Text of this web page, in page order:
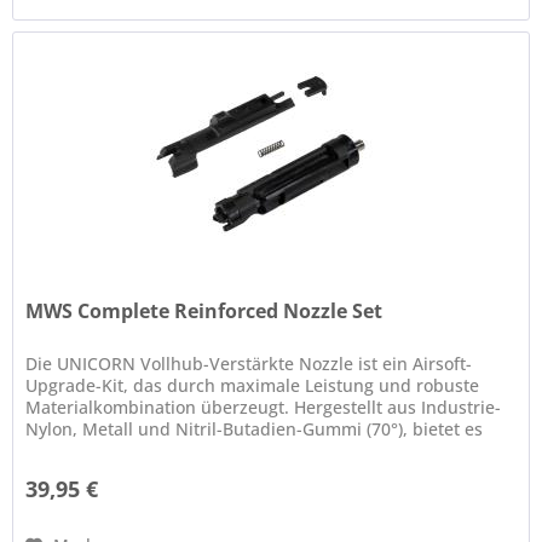
MWS Complete Reinforced Nozzle Set
Die UNICORN Vollhub-Verstärkte Nozzle ist ein Airsoft-
Upgrade-Kit, das durch maximale Leistung und robuste
Materialkombination überzeugt. Hergestellt aus Industrie-
Nylon, Metall und Nitril-Butadien-Gummi (70°), bietet es
39,95 €